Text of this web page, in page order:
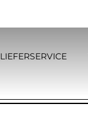
LIEFERSERVICE